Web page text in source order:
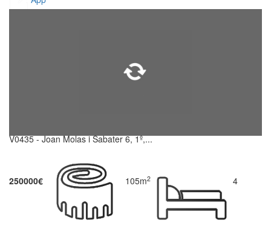
V0435 - Joan Molas i Sabater 6, 1º,...
250000€ 105m2 4